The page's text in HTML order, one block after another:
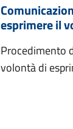
esprimere il
Procedimento
volontà di